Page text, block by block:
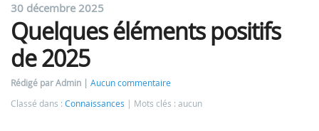
30 décembre 2025
Quelques éléments positifs
de 2025
Rédigé par Admin
Aucun commentaire
Classé dans : Connaissances Mots clés : aucun